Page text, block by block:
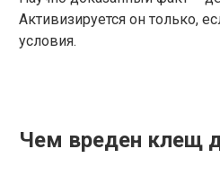
Активизируется он только,
условия.
Чем вреден клещ